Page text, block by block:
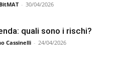
- 30/04/2026
quali sono i rischi?
Cassinelli - 24/04/2026